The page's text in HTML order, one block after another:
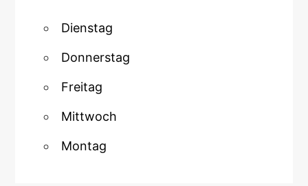
Dienstag
Donnerstag
Freitag
Mittwoch
Montag